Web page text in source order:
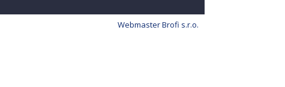
Webmaster Brofi s.r.o.